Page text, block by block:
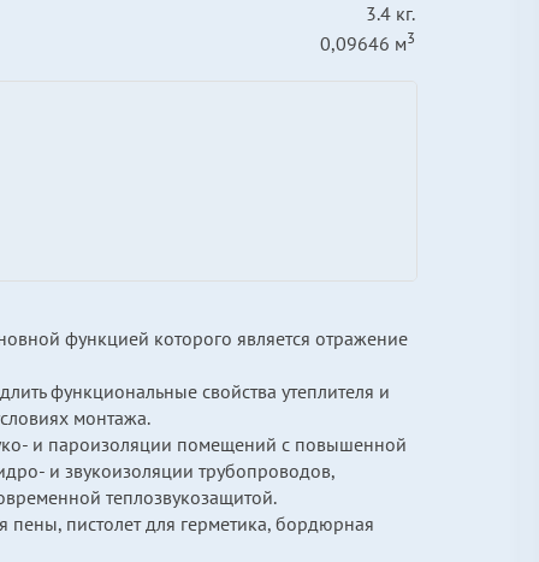
3.4 кг.
0,09646 м3
функцией которого является отражение
функциональные свойства утеплителя и
монтажа.
и пароизоляции помещений с повышенной
и звукоизоляции трубопроводов,
теплозвукозащитой.
пены, пистолет для герметика, бордюрная